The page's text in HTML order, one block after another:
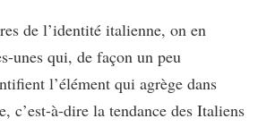
de l’identité italienne, on en
unes qui, de façon un peu
l’élément qui agrège dans
c’est-à-dire la tendance des Italiens